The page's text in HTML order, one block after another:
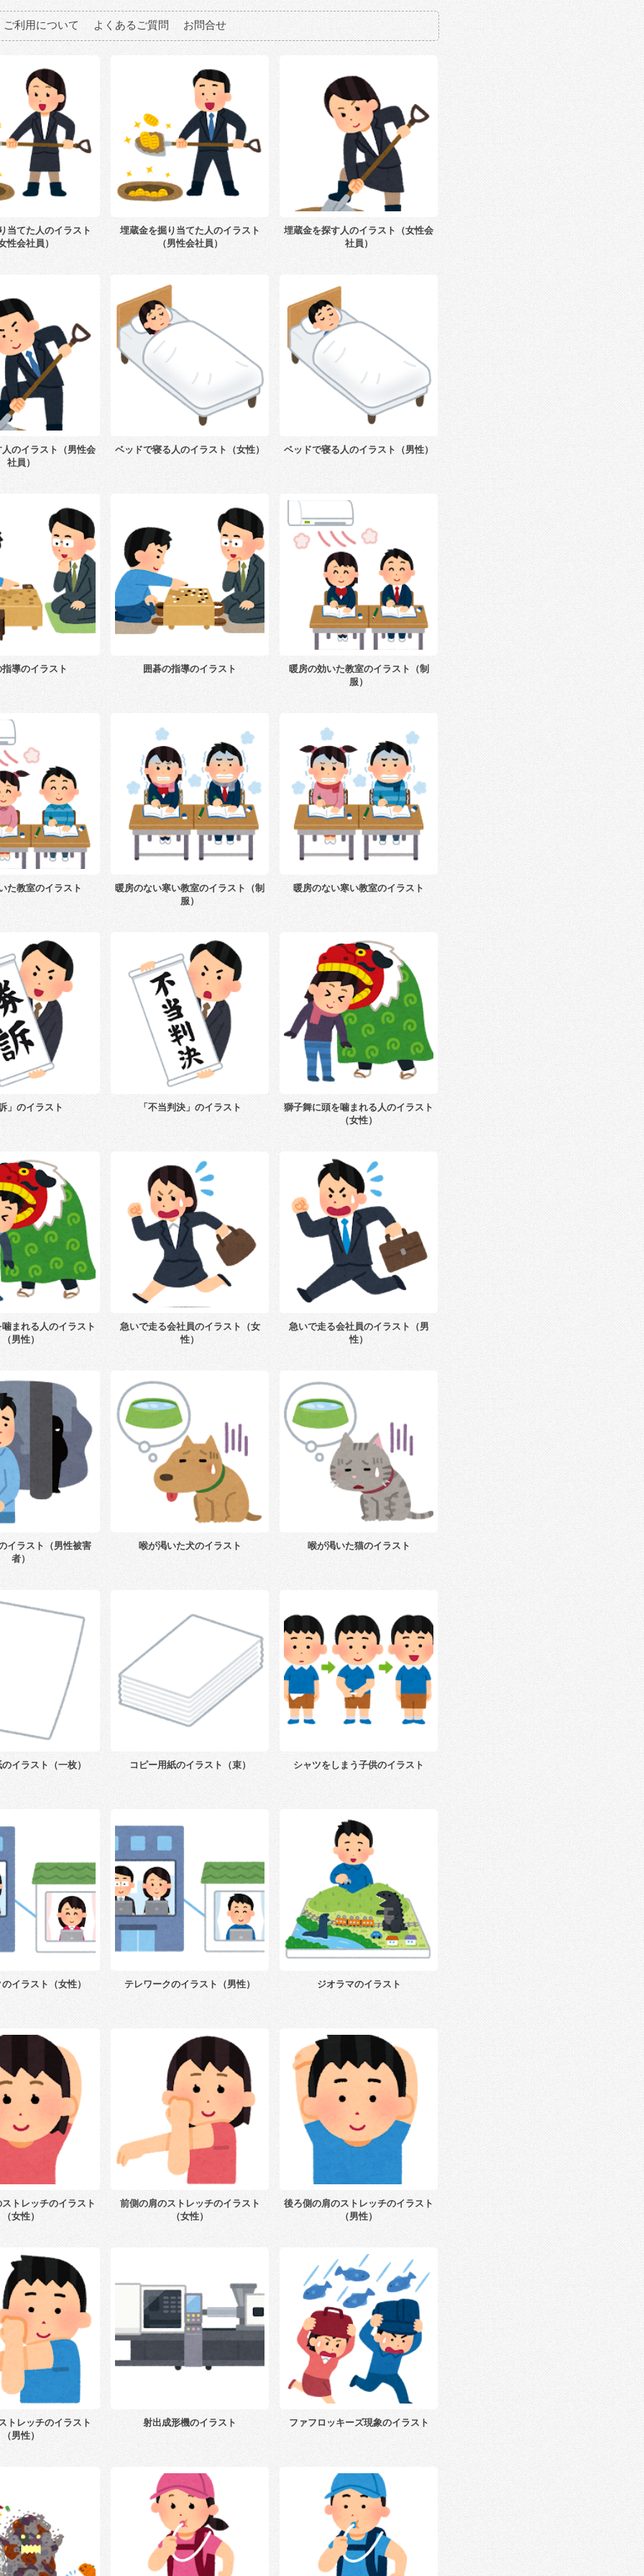
ご利用について よくあるご質問 お問合せ
当てた人のイラスト
性会社員）
埋蔵金を掘り当てた人のイラスト
（男性会社員）
埋蔵金を探す人のイラスト（女性会
社員）
のイラスト（男性会
社員）
ベッドで寝る人のイラスト（女性） ベッドで寝る人のイラスト（男性）
導のイラスト 囲碁の指導のイラスト
暖房の効いた教室のイラスト（制
服）
た教室のイラスト
暖房のない寒い教室のイラスト（制
服）
暖房のない寒い教室のイラスト
」のイラスト 「不当判決」のイラスト
獅子舞に頭を噛まれる人のイラスト
（女性）
まれる人のイラスト
（男性）
急いで走る会社員のイラスト（女
性）
急いで走る会社員のイラスト（男
性）
イラスト（男性被害
者）
喉が渇いた犬のイラスト 喉が渇いた猫のイラスト
イラスト（一枚） コピー用紙のイラスト（束） シャツをしまう子供のイラスト
イラスト（女性） テレワークのイラスト（男性） ジオラマのイラスト
トレッチのイラスト
（女性）
前側の肩のストレッチのイラスト
（女性）
後ろ側の肩のストレッチのイラスト
（男性）
トレッチのイラスト
（男性）
射出成形機のイラスト ファフロッキーズ現象のイラスト